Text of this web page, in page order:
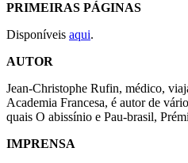
PRIMEIRAS PÁGINAS
Disponíveis aqui.
AUTOR
Jean-Christophe Rufin, médico,
Academia Francesa, é autor de
quais O abissínio e Pau-brasil,
IMPRENSA